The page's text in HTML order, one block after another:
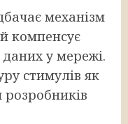
механізм
компенсує
у мережі.
стимулів як
розробників